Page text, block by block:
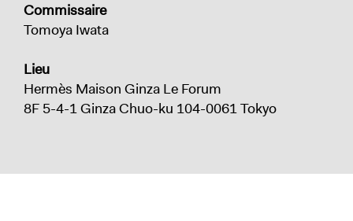
Commissaire
Tomoya Iwata
Lieu
Hermès Maison Ginza Le Forum
8F 5-4-1 Ginza Chuo-ku 104-0061 Tokyo